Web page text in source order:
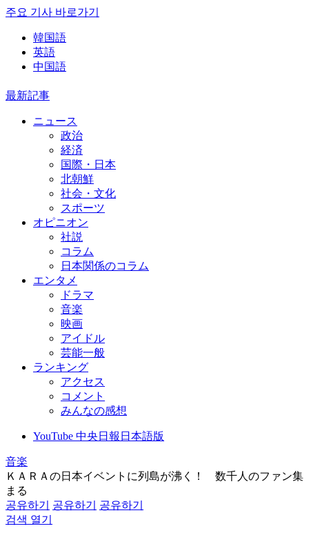
주요 기사 바로가기
韓国語
英語
中国語
最新記事
ニュース
政治
経済
国際・日本
北朝鮮
社会・文化
スポーツ
オピニオン
社説
コラム
日本関係のコラム
エンタメ
ドラマ
音楽
映画
アイドル
芸能一般
ランキング
アクセス
コメント
みんなの感想
YouTube 中央日報日本語版
音楽
ＫＡＲＡの日本イベントに列島が沸く！ 数千人のファン集
まる
공유하기
공유하기
공유하기
검색 열기